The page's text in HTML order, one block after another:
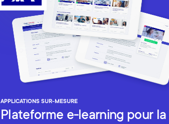
APPLICATIONS SUR-MESURE
Plateforme e-learning pour la